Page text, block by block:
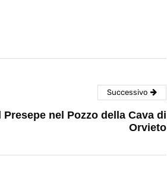
Successivo
Presepe nel Pozzo della Cava di
Orvieto